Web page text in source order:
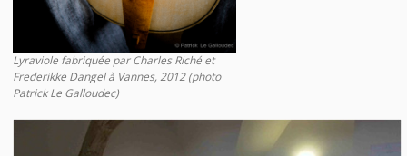
Lyraviole fabriquée par Charles Riché et
Frederikke Dangel à Vannes, 2012 (photo
Patrick Le Galloudec)